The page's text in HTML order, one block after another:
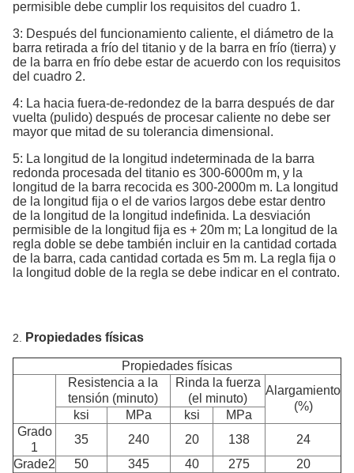
permisible debe cumplir los requisitos del cuadro 1.
3: Después del funcionamiento caliente, el diámetro de la
barra retirada a frío del titanio y de la barra en frío (tierra) y
de la barra en frío debe estar de acuerdo con los requisitos
del cuadro 2.
4: La hacia fuera-de-redondez de la barra después de dar
vuelta (pulido) después de procesar caliente no debe ser
mayor que mitad de su tolerancia dimensional.
5: La longitud de la longitud indeterminada de la barra
redonda procesada del titanio es 300-6000m m, y la
longitud de la barra recocida es 300-2000m m. La longitud
de la longitud fija o el de varios largos debe estar dentro
de la longitud de la longitud indefinida. La desviación
permisible de la longitud fija es + 20m m; La longitud de la
regla doble se debe también incluir en la cantidad cortada
de la barra, cada cantidad cortada es 5m m. La regla fija o
la longitud doble de la regla se debe indicar en el contrato.
2. Propiedades físicas
Propiedades físicas
Resistencia a la
tensión (minuto)
Rinda la fuerza
(el minuto)
Alargamiento
(%)
ksi MPa ksi
MPa
Grado
1
35 240 20 138
24
Grade2
50 345 40 275
20